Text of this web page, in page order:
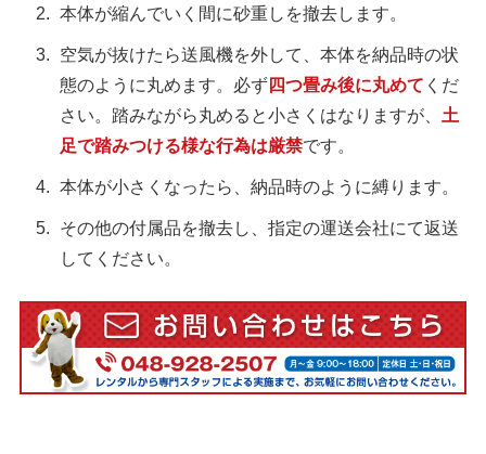
本体が縮んでいく間に砂重しを撤去します。
空気が抜けたら送風機を外して、本体を納品時の状
態のように丸めます。必ず四つ畳み後に丸めて くだ
さい。踏みながら丸めると小さくはなりますが、 土
足で踏みつける様な行為は厳禁です。
本体が小さくなったら、納品時のように縛ります。
その他の付属品を撤去し、指定の運送会社にて返送
してください。